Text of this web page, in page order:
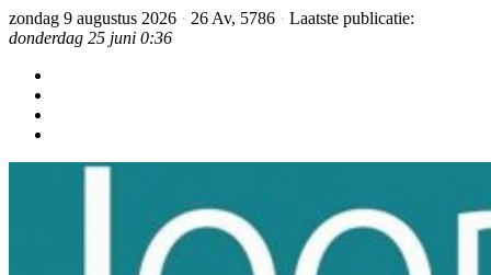
zondag 9 augustus 2026 · 26 Av, 5786 · Laatste publicatie:
donderdag 25 juni 0:36